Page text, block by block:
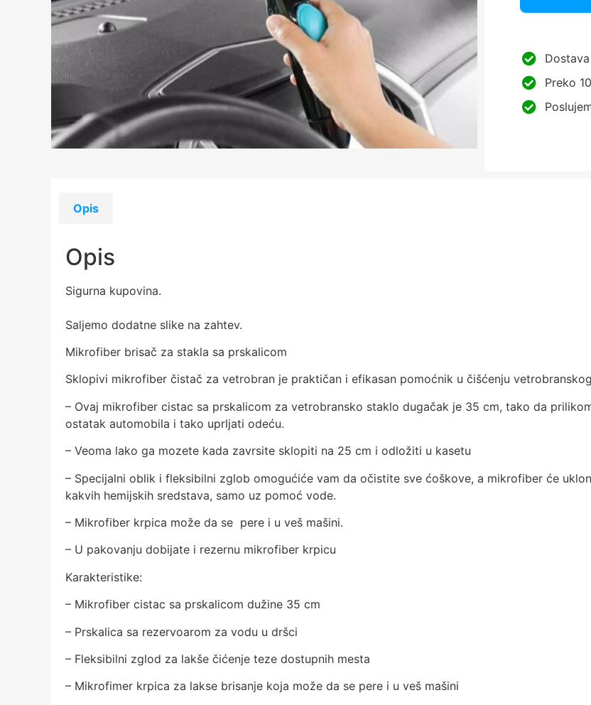
Preko
Opis
Opis
Sigurna kupovina.
Saljemo dodatne slike na zahtev.
Mikrofiber brisač za stakla sa prskalicom
Sklopivi mikrofiber čistač za vetrobran je praktičan i efikasan pomoćnik u čišćenju
– Ovaj mikrofiber cistac sa prskalicom za vetrobransko staklo dugačak je 35 cm, tako da
ostatak automobila i tako uprljati odeću.
– Veoma lako ga mozete kada zavrsite sklopiti na 25 cm i odložiti u kasetu
– Specijalni oblik i fleksibilni zglob omogućiće vam da očistite sve ćoškove, a mikrofiber će
kakvih hemijskih sredstava, samo uz pomoć vode.
– Mikrofiber krpica može da se pere i u veš mašini.
– U pakovanju dobijate i rezernu mikrofiber krpicu
Karakteristike:
– Mikrofiber cistac sa prskalicom dužine 35 cm
– Prskalica sa rezervoarom za vodu u dršci
– Fleksibilni zglod za lakše čićenje teze dostupnih mesta
– Mikrofimer krpica za lakse brisanje koja može da se pere i u veš mašini